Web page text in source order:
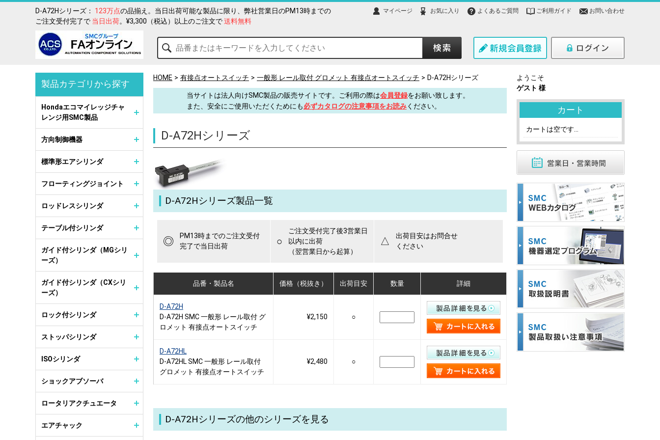
D-A72Hシリーズ： 123万点の品揃え。当日出荷可能な製品に限り、弊社営業日のPM13時までの
ご注文受付完了で 当日出荷。¥3,300（税込）以上のご注文で送料無料
マイページ お気に入り よくあるご質問 ご利用ガイド お問い合わせ
HOME 有接点オートスイッチ 一般形 レール取付 グロメット 有接点オートスイッチ D-A72Hシリーズ
当サイトは法人向けSMC製品の販売サイトです。ご利用の際は会員登録をお願い致します。
また、安全にご使用いただくためにも必ずカタログの注意事項をお読みください。
D-A72Hシリーズ
D-A72Hシリーズ製品一覧
◎
PM13時までのご注文受付
完了で当日出荷
○
ご注文受付完了後3営業日
以内に出荷
（翌営業日から起算）
△
出荷目安はお問合せ
ください
品番・製品名 価格（税抜き） 出荷目安 数量 詳細
D-A72H
D-A72H SMC 一般形 レール取付 グ
ロメット 有接点オートスイッチ
¥2,150 ○
D-A72HL
D-A72HL SMC 一般形 レール取付
グロメット 有接点オートスイッチ
¥2,480 ○
D-A72Hシリーズの他のシリーズを見る
製品カテゴリから探す
Hondaエコマイレッジチャ
レンジ用SMC製品
方向制御機器
標準形エアシリンダ
フローティングジョイント
ロッドレスシリンダ
テーブル付シリンダ
ガイド付シリンダ（MGシリ
ーズ）
ガイド付シリンダ（CXシリ
ーズ）
ロック付シリンダ
ストッパシリンダ
ISOシリンダ
ショックアブソーバ
ロータリアクチュエータ
エアチャック
ようこそ
ゲスト 様
カート
カートは空です...